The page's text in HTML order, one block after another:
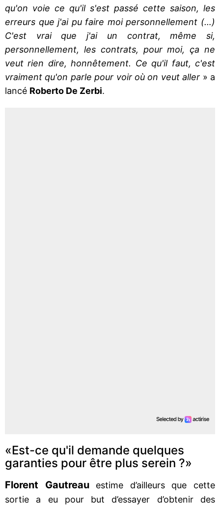
qu'on voie ce qu'il s'est passé cette saison, les
erreurs que j'ai pu faire moi personnellement (…)
C'est vrai que j'ai un contrat, même si,
personnellement, les contrats, pour moi, ça ne
veut rien dire, honnêtement. Ce qu'il faut, c'est
vraiment qu'on parle pour voir où on veut aller » a
lancé Roberto De Zerbi.
«Est-ce qu'il demande quelques
garanties pour être plus serein ?»
Florent Gautreauestime d’ailleurs que cette
sortie a eu pour but d’essayer d’obtenir des